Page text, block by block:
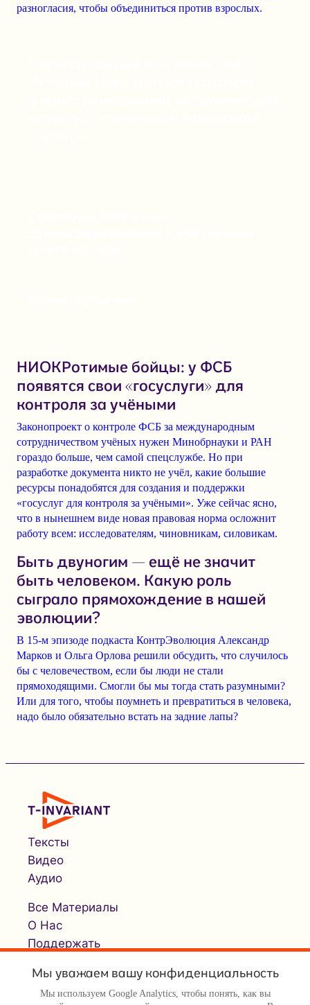
разногласия, чтобы объединиться против взрослых.
НИОКРотимые бойцы: у ФСБ
появятся свои «госуслуги» для
контроля за учёными
Законопроект о контроле ФСБ за международным
сотрудничеством учёных нужен Минобрнауки и РАН
гораздо больше, чем самой спецслужбе. Но при
разработке документа никто не учёл, какие большие
ресурсы понадобятся для создания и поддержки
«госуслуг для контроля за учёными». Уже сейчас ясно,
что в нынешнем виде новая правовая норма осложнит
работу всем: исследователям, чиновникам, силовикам.
Быть двуногим — ещё не значит
быть человеком. Какую роль
сыграло прямохождение в нашей
эволюции?
В 15-м эпизоде подкаста КонтрЭволюция Александр
Марков и Ольга Орлова решили обсудить, что случилось
бы с человечеством, если бы люди не стали
прямоходящими. Смогли бы мы тогда стать разумными?
Или для того, чтобы поумнеть и превратиться в человека,
надо было обязательно встать на задние лапы?
Тексты
Видео
Аудио
Все Материалы
О Нас
Поддержать
Мы уважаем вашу конфиденциальность
Мы используем Google Analytics, чтобы понять, как вы